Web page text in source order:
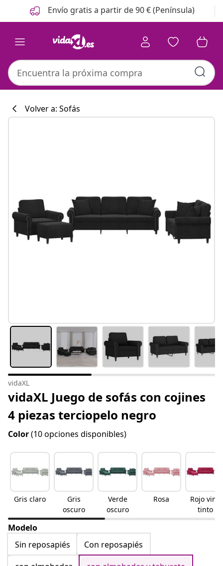
Anterior
Siguiente Envío gratis a partir de 90 € (Península)
Volver a: Sofás
vidaXL
vidaXL Juego de sofás con cojines
4 piezas terciopelo negro
Color(10 opciones disponibles)
Gris claro
Gris
oscuro
Verde
oscuro
Rosa
Rojo vino
tinto
Modelo
Sin reposapiés
Con reposapiés